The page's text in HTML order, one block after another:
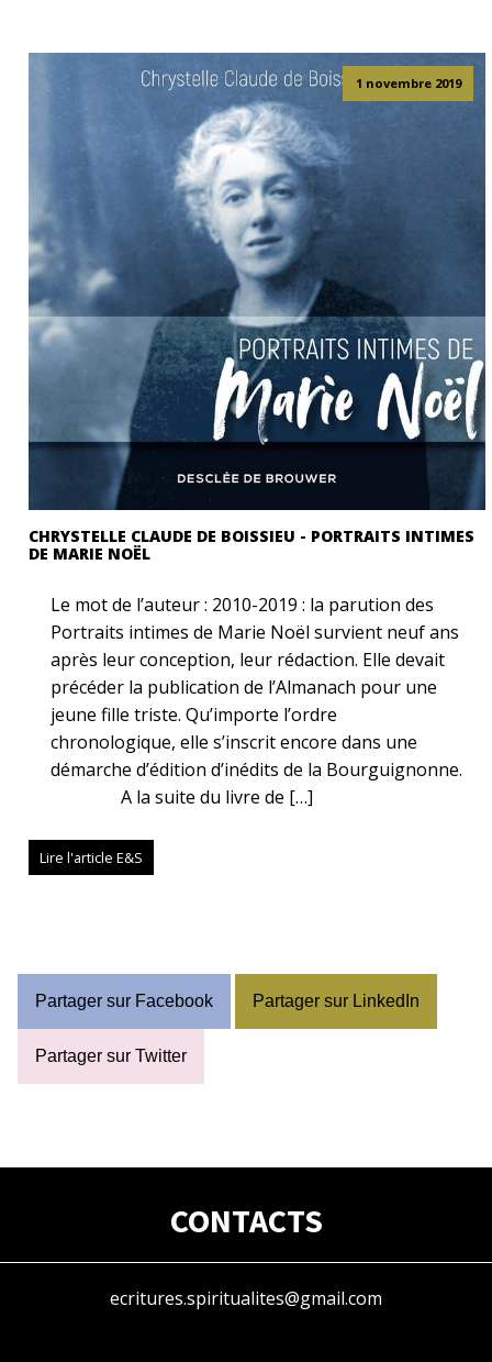
1 novembre 2019
CHRYSTELLE CLAUDE DE BOISSIEU - PORTRAITS INTIMES
DE MARIE NOËL
Le mot de l’auteur : 2010-2019 : la parution des
Portraits intimes de Marie Noël survient neuf ans
après leur conception, leur rédaction. Elle devait
précéder la publication de l’Almanach pour une
jeune fille triste. Qu’importe l’ordre
chronologique, elle s’inscrit encore dans une
démarche d’édition d’inédits de la Bourguignonne.
A la suite du livre de […]
Lire l'article E&S
Partager sur Facebook Partager sur LinkedIn
Partager sur Twitter
CONTACTS
ecritures.spiritualites@gmail.com